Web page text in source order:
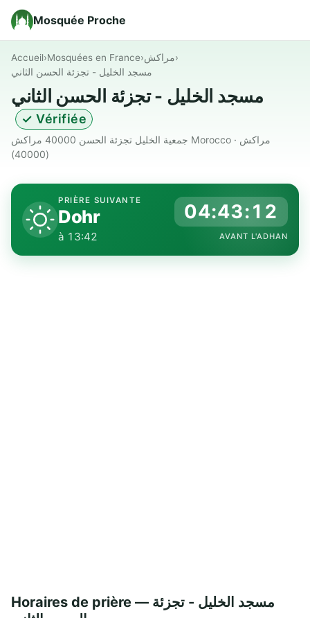
Mosquée Proche
Accueil›Mosquées en France›مراكش›
مسجد الخليل - تجزئة الحسن الثاني
مسجد الخليل - تجزئة الحسن الثاني
✓ Vérifiée
جمعية الخليل تجزئة الحسن 40000 مراكش Morocco · مراكش
(40000)
PRIÈRE SUIVANTE
Dohr
à 13:42
04:43:11
AVANT L'ADHAN
Horaires de prière — مسجد الخليل - تجزئة